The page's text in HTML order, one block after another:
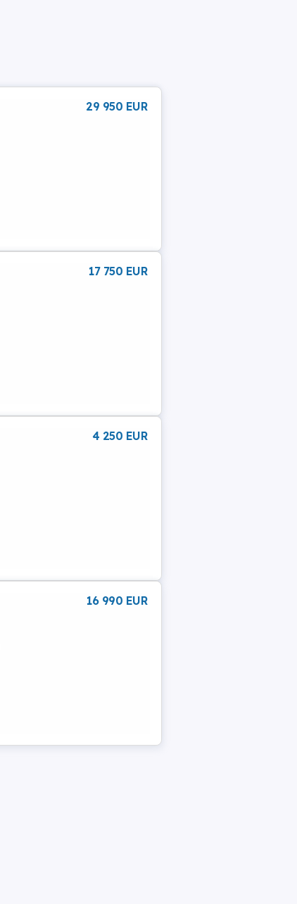
29 950 EUR
17 750 EUR
4 250 EUR
16 990 EUR